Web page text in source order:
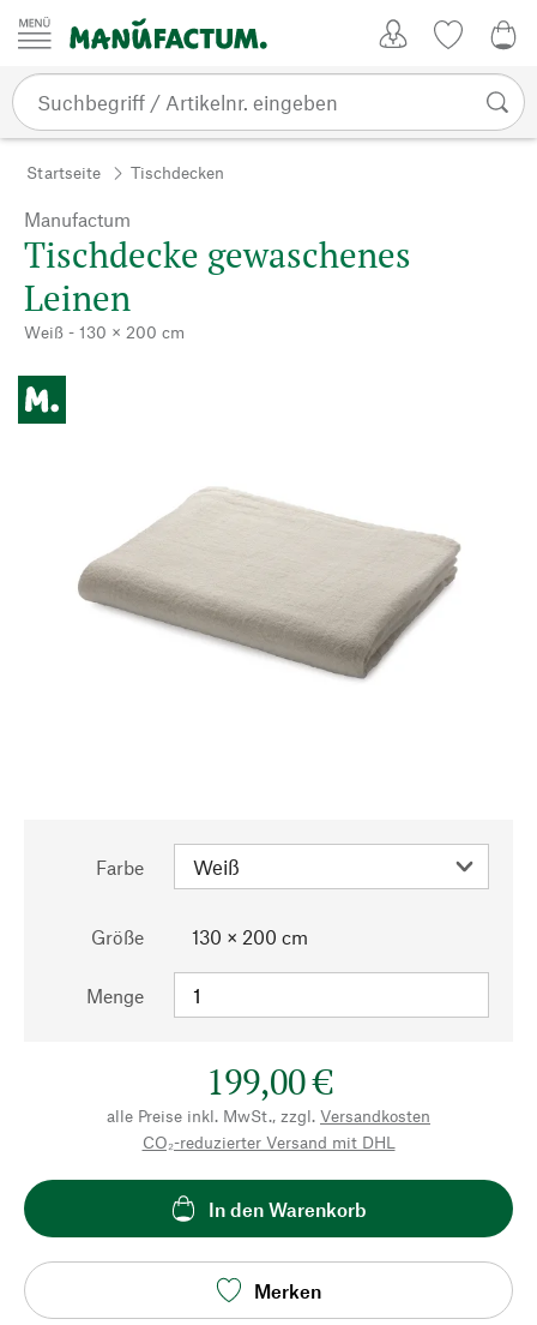
Zum Inhalt springen
Startseite Tischdecken
Manufactum
Tischdecke gewaschenes
Leinen
Weiß - 130 × 200 cm
Farbe
Größe 130 × 200 cm
Menge
199,00 €
alle Preise inkl. MwSt., zzgl. Versandkosten
CO₂-reduzierter Versand mit DHL
In den Warenkorb
Merken